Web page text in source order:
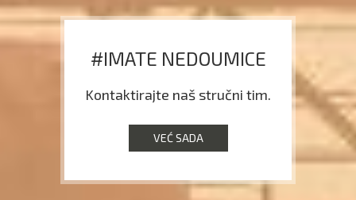
#IMATE NEDOUMICE
Kontaktirajte naš stručni tim.
VEĆ SADA